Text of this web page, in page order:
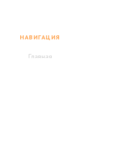
НАВИГАЦИЯ
Главная